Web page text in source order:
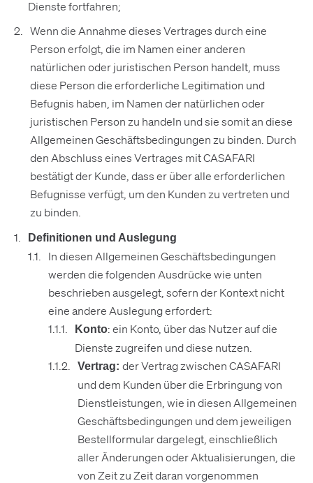
Dienste fortfahren;
Wenn die Annahme dieses Vertrages durch eine
Person erfolgt, die im Namen einer anderen
natürlichen oder juristischen Person handelt, muss
diese Person die erforderliche Legitimation und
Befugnis haben, im Namen der natürlichen oder
juristischen Person zu handeln und sie somit an diese
Allgemeinen Geschäftsbedingungen zu binden. Durch
den Abschluss eines Vertrages mit CASAFARI
bestätigt der Kunde, dass er über alle erforderlichen
Befugnisse verfügt, um den Kunden zu vertreten und
zu binden.
Definitionen und Auslegung
In diesen Allgemeinen Geschäftsbedingungen
werden die folgenden Ausdrücke wie unten
beschrieben ausgelegt, sofern der Kontext nicht
eine andere Auslegung erfordert:
Konto: ein Konto, über das Nutzer auf die
Dienste zugreifen und diese nutzen.
Vertrag: der Vertrag zwischen CASAFARI
und dem Kunden über die Erbringung von
Dienstleistungen, wie in diesen Allgemeinen
Geschäftsbedingungen und dem jeweiligen
Bestellformular dargelegt, einschließlich
aller Änderungen oder Aktualisierungen, die
von Zeit zu Zeit daran vorgenommen